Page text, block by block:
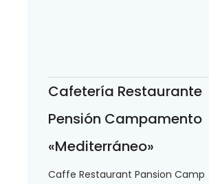
Cafetería Restaurante
Pensión Campamento
«Mediterráneo»
Caffe Restaurant Pansion Camp